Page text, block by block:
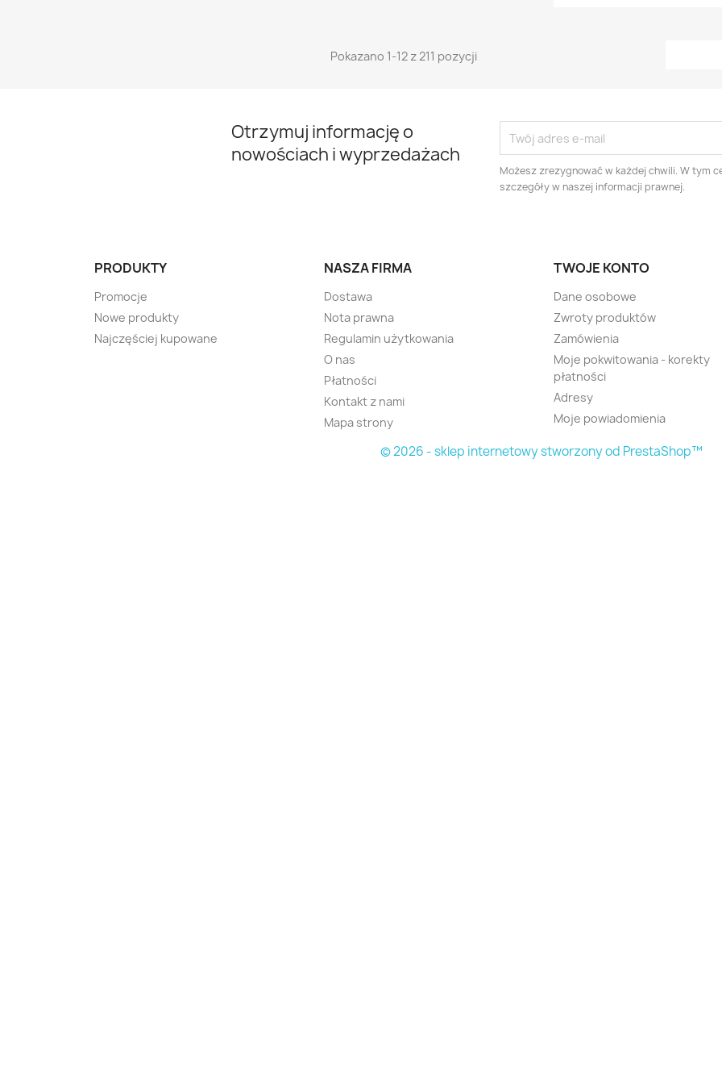
Pokazano 1-12 z 211 pozycji
Otrzymuj informację o
nowościach i wyprzedażach
Możesz zrezygnować w każdej chwili. W tym
szczegóły w naszej informacji prawnej.
PRODUKTY
Promocje
Nowe produkty
Najczęściej kupowane
NASZA FIRMA
Dostawa
Nota prawna
Regulamin użytkowania
O nas
Płatności
Kontakt z nami
Mapa strony
TWOJE KONTO
Dane osobowe
Zwroty produktów
Zamówienia
Moje pokwitowania - korekty
płatności
Adresy
Moje powiadomienia
© 2026 - sklep internetowy stworzony od PrestaShop™